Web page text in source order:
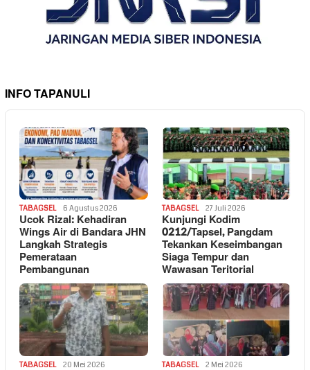
INFO TAPANULI
TABAGSEL 6 Agustus 2026
Ucok Rizal: Kehadiran
Wings Air di Bandara JHN
Langkah Strategis
Pemerataan
Pembangunan
TABAGSEL 27 Juli 2026
Kunjungi Kodim
0212/Tapsel, Pangdam
Tekankan Keseimbangan
Siaga Tempur dan
Wawasan Teritorial
TABAGSEL 20 Mei 2026 TABAGSEL 2 Mei 2026